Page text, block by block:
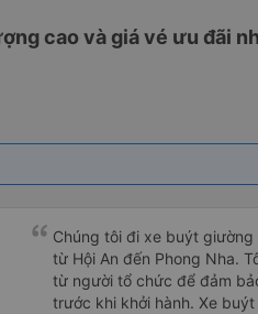
cao và giá vé ưu đãi
Chúng tôi đi xe buýt
từ Hội An đến Phong Nha.
từ người tổ chức để đảm
trước khi khởi hành. Xe